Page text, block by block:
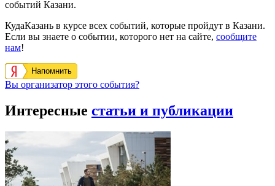
событий Казани.
КудаКазань в курсе всех событий, которые пройдут в Казани.
Если вы знаете о событии, которого нет на сайте, сообщите
нам!
Напомнить
Вы организатор этого события?
Интересные статьи и публикации